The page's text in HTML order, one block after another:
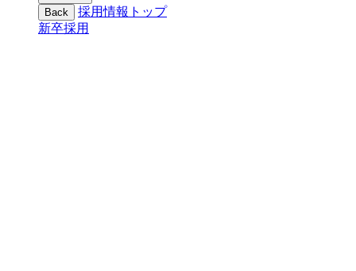
Back
採用情報トップ
新卒採用